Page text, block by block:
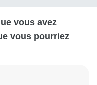
vous avez
vous pourriez